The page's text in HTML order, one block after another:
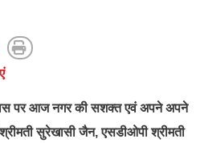
पर आज नगर की सशक्त एवं अपने अपने
सुरेखासी जैन, एसडीओपी श्रीमती